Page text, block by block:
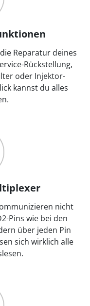
Reparatur deines
Rückstellung,
oder Injektor-
kannst du alles
nicht
Pins wie bei den
über jeden Pin
sich wirklich alle